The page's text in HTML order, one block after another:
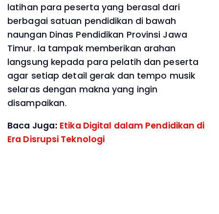
latihan para peserta yang berasal dari
berbagai satuan pendidikan di bawah
naungan Dinas Pendidikan Provinsi Jawa
Timur. Ia tampak memberikan arahan
langsung kepada para pelatih dan peserta
agar setiap detail gerak dan tempo musik
selaras dengan makna yang ingin
disampaikan.
Baca Juga: Etika Digital dalam Pendidikan di
Era Disrupsi Teknologi